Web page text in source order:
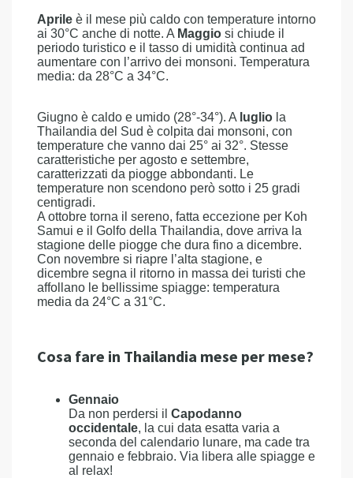
Aprile è il mese più caldo con temperature intorno
ai 30°C anche di notte. A Maggio si chiude il
periodo turistico e il tasso di umidità continua ad
aumentare con l’arrivo dei monsoni. Temperatura
media: da 28°C a 34°C.
Giugno è caldo e umido (28°-34°). A luglio la
Thailandia del Sud è colpita dai monsoni, con
temperature che vanno dai 25° ai 32°. Stesse
caratteristiche per agosto e settembre,
caratterizzati da piogge abbondanti. Le
temperature non scendono però sotto i 25 gradi
centigradi.
A ottobre torna il sereno, fatta eccezione per Koh
Samui e il Golfo della Thailandia, dove arriva la
stagione delle piogge che dura fino a dicembre.
Con novembre si riapre l’alta stagione, e
dicembre segna il ritorno in massa dei turisti che
affollano le bellissime spiagge: temperatura
media da 24°C a 31°C.
Cosa fare in Thailandia mese per mese?
Gennaio
Da non perdersi il Capodanno
occidentale, la cui data esatta varia a
seconda del calendario lunare, ma cade tra
gennaio e febbraio. Via libera alle spiagge e
al relax!